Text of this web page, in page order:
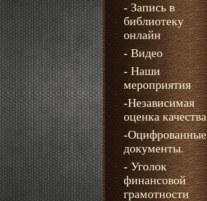
- Запись в
библиотеку
онлайн
- Видео
- Наши
мероприятия
-Независимая
оценка качества
-Оцифрованные
документы.
- Уголок
финансовой
грамотности